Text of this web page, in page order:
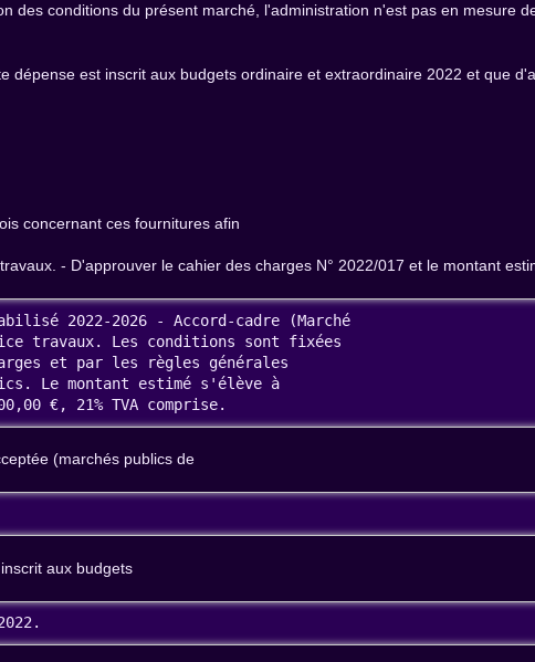
des conditions du présent marché, l'administration n'est pas en mesure
dépense est inscrit aux budgets ordinaire et extraordinaire 2022 et que
concernant ces fournitures afin
- D'approuver le cahier des charges N° 2022/017 et le montant
2022-2026 - Accord-cadre (Marché
travaux. Les conditions sont fixées
et par les règles générales
Le montant estimé s'élève à
€, 21% TVA comprise.
(marchés publics de
aux budgets